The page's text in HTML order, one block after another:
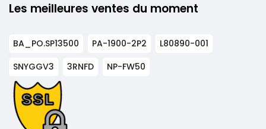
Les meilleures ventes du moment
BA_PO.SP13500 PA-1900-2P2
L80890-001
SNYGGV3
3RNFD NP-FW50